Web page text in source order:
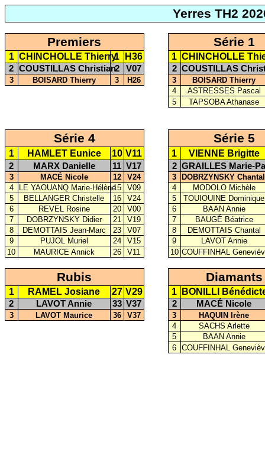
Yerres TH2
Premiers
Série 1
1 CHINCHOLLE Thierry1 H36 1 CHINCHOLLE
2 COUSTILLAS Christian2 V07 2 COUSTILLAS
3 BOISARD Thierry 3 H26 3
BOISARD Thierry
4
ASTRESSES Pascal
5
TAPSOBA Athanase
Série 4 Série 5
1 HAMLET Eunice 10 V11 1 VIENNE Brigitte
2 MARX Danielle 11 V17 2 GRAILLES Marie-
3 MACÉ Nicole 12 V24 3
DOBRZYNSKY
4
LE YAOUANQ Marie-Hélène15 V09 4
MODOLO Michèle
5
BELLANGER Christelle 16 V24 5
TOUIOUINE Dominique
6
REVEL Rosine 20 V00 6
BAAN Annie
7
DOBRZYNSKY Didier 21 V19 7
BAUGÉ Béatrice
8
DEMOTTAIS Jean-Marc 23 V07 8
DEMOTTAIS Chantal
9
PUJOL Muriel 24 V15 9
LAVOT Annie
10
MAURICE Annick 26 V11 10 COUFFINHAL
Rubis Diamants
1 RAMEL Josiane 27 V29 1 BONILLI
2 LAVOT Annie 33 V37 2 MACÉ Nicole
3 LAVOT Maurice 36 V37 3
HAQUIN Irène
4
SACHS Arlette
5
BAAN Annie
6 COUFFINHAL